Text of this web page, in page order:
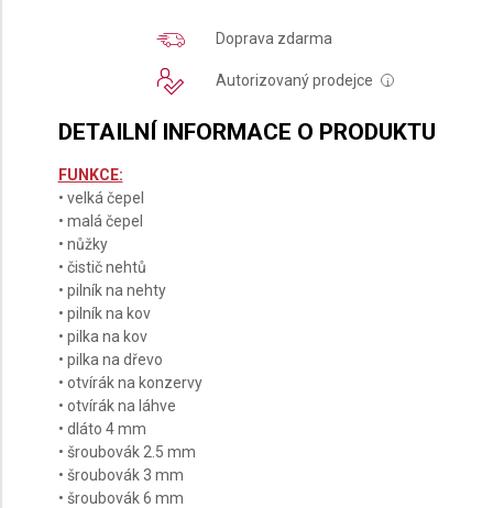
Doprava zdarma
Autorizovaný prodejce i
DETAILNÍ INFORMACE O PRODUKTU
FUNKCE:
• velká čepel
• malá čepel
• nůžky
• čistič nehtů
• pilník na nehty
• pilník na kov
• pilka na kov
• pilka na dřevo
• otvírák na konzervy
• otvírák na láhve
• dláto 4 mm
• šroubovák 2.5 mm
• šroubovák 3 mm
• šroubovák 6 mm